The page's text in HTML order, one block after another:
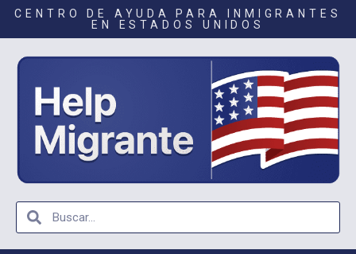
CENTRO DE AYUDA PARA INMIGRANTES
EN ESTADOS UNIDOS